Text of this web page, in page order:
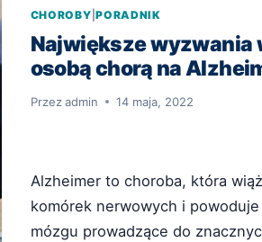
CHOROBY |PORADNIK
Największe wyzwania
osobą chorą na
Przez admin 14 maja, 2022
Alzheimer to choroba, która
komórek nerwowych i
mózgu prowadzące do